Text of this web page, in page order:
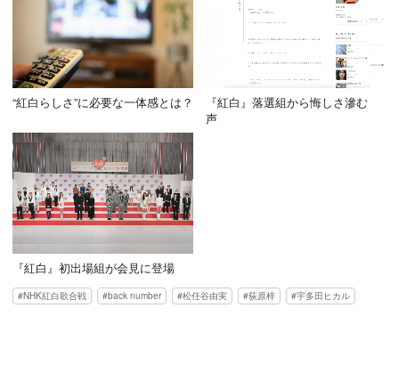
“紅白らしさ”に必要な一体感とは？
『紅白』落選組から悔しさ滲む
声
『紅白』初出場組が会見に登場
NHK紅白歌合戦 back number 松任谷由実 荻原梓 宇多田ヒカル